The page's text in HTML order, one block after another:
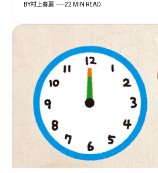
BY村上春麗 22 MIN READ